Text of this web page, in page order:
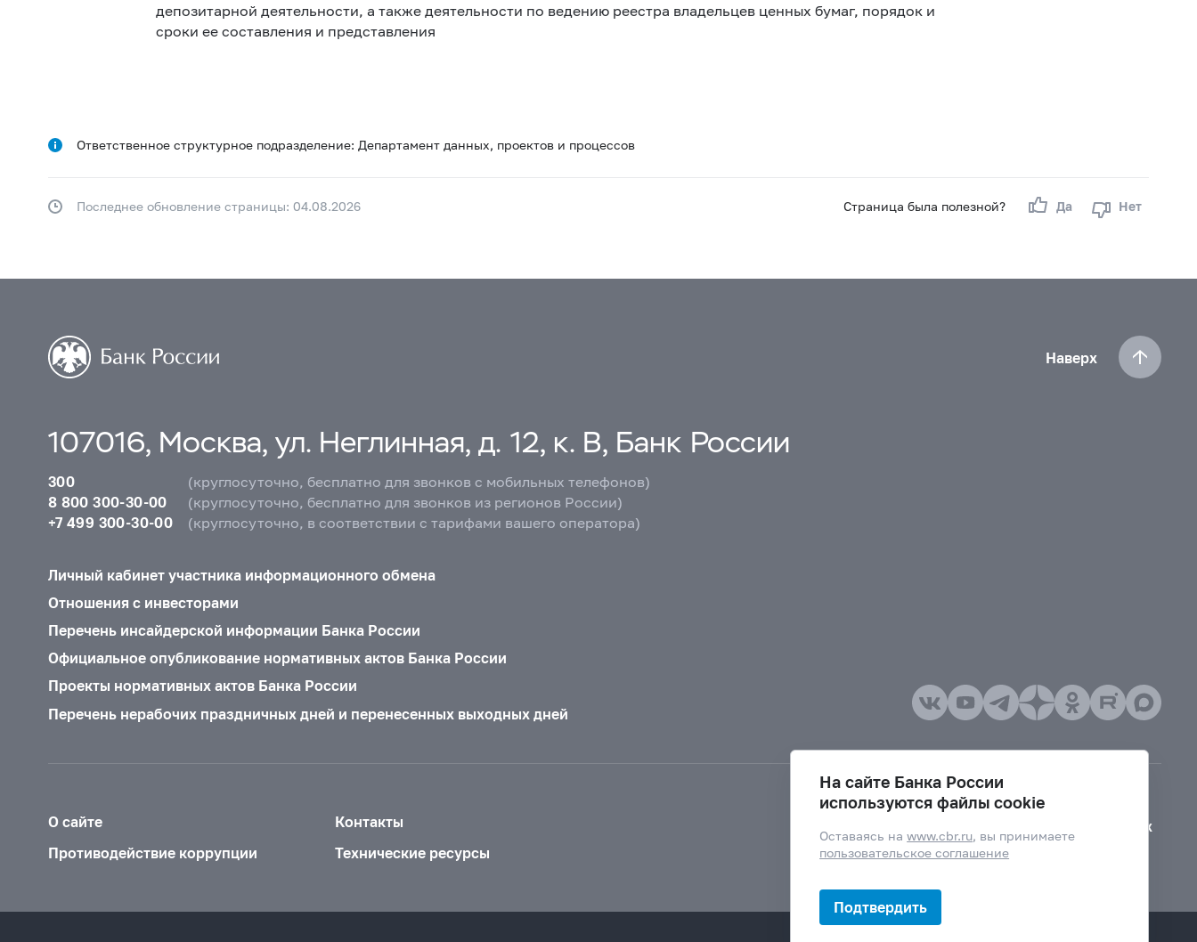
депозитарной деятельности, а также деятельности по ведению реестра владельцев ценных бумаг, порядок и
сроки ее составления и представления
Ответственное структурное подразделение: Департамент данных, проектов и процессов
Страница была полезной? Да Нет
Последнее обновление страницы: 04.08.2026
Наверх
107016, Москва, ул. Неглинная, д. 12, к. В, Банк России
300
(круглосуточно, бесплатно для звонков с мобильных телефонов)
8 800 300-30-00
(круглосуточно, бесплатно для звонков из регионов России)
+7 499 300-30-00
(круглосуточно, в соответствии с тарифами вашего оператора)
Личный кабинет участника информационного обмена
Отношения с инвесторами
Перечень инсайдерской информации Банка России
Официальное опубликование нормативных актов Банка России
Проекты нормативных актов Банка России
Перечень нерабочих праздничных дней и перенесенных выходных дней
О сайте
Контакты
Противодействие коррупции
Технические ресурсы
Версия для слабовидящих
На сайте Банка России
используются файлы cookie
Оставаясь наwww.cbr.ru, вы принимаете
пользовательское соглашение
Подтвердить